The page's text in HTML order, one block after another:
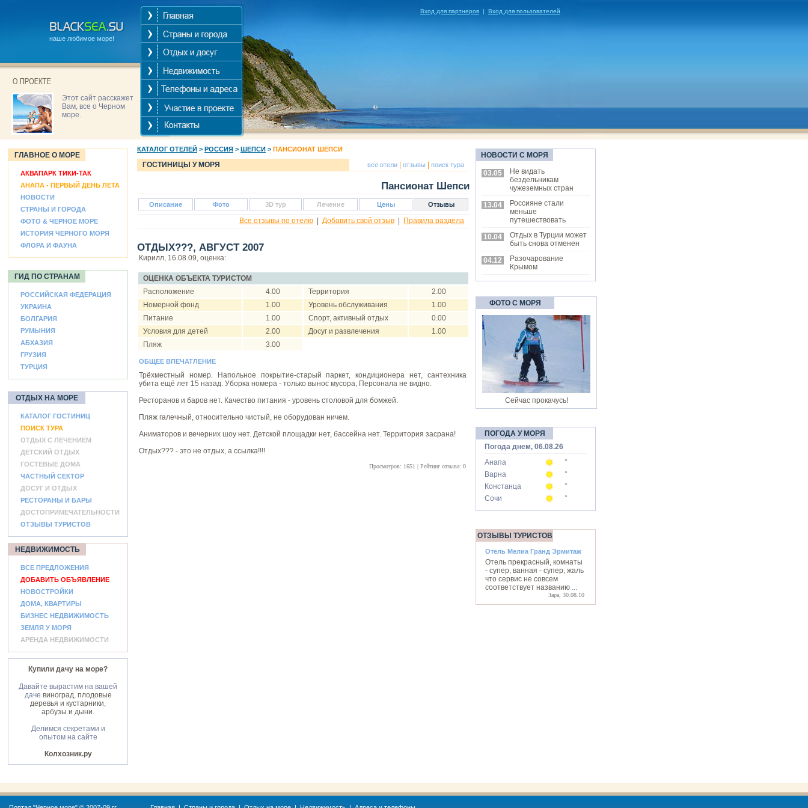
наше любимое море!
Этот сайт расскажет
Вам, все о Черном
море.
Вход для партнеров | Вход для пользователей
ГЛАВНОЕ О МОРЕ
АКВАПАРК ТИКИ-ТАК
АНАПА - ПЕРВЫЙ ДЕНЬ ЛЕТА
НОВОСТИ
СТРАНЫ И ГОРОДА
ФОТО & ЧЕРНОЕ МОРЕ
ИСТОРИЯ ЧЕРНОГО МОРЯ
ФЛОРА И ФАУНА
ГИД ПО СТРАНАМ
РОССИЙСКАЯ ФЕДЕРАЦИЯ
УКРАИНА
БОЛГАРИЯ
РУМЫНИЯ
АБХАЗИЯ
ГРУЗИЯ
ТУРЦИЯ
ОТДЫХ НА МОРЕ
КАТАЛОГ ГОСТИНИЦ
ПОИСК ТУРА
ОТДЫХ С ЛЕЧЕНИЕМ
ДЕТСКИЙ ОТДЫХ
ГОСТЕВЫЕ ДОМА
ЧАСТНЫЙ СЕКТОР
ДОСУГ И ОТДЫХ
РЕСТОРАНЫ И БАРЫ
ДОСТОПРИМЕЧАТЕЛЬНОСТИ
ОТЗЫВЫ ТУРИСТОВ
НЕДВИЖИМОСТЬ
ВСЕ ПРЕДЛОЖЕНИЯ
ДОБАВИТЬ ОБЪЯВЛЕНИЕ
НОВОСТРОЙКИ
ДОМА, КВАРТИРЫ
БИЗНЕС НЕДВИЖИМОСТЬ
ЗЕМЛЯ У МОРЯ
АРЕНДА НЕДВИЖИМОСТИ
Купили дачу на море?
Давайте вырастим на вашей
даче виноград, плодовые
деревья и кустарники,
арбузы и дыни.
Делимся секретами и
опытом на сайте
Колхозник.ру
КАТАЛОГ ОТЕЛЕЙ > РОССИЯ > ШЕПСИ > ПАНСИОНАТ ШЕПСИ
ГОСТИНИЦЫ У МОРЯ все отели отзывы поиск тура
Пансионат Шепси
Описание Фото 3D тур Лечение Цены Отзывы
Все отзывы по отелю Добавить свой отзыв Правила раздела
ОТДЫХ???, АВГУСТ 2007
Кирилл, 16.08.09, оценка:
ОЦЕНКА ОБЪЕКТА ТУРИСТОМ
Расположение
4.00 Территория
2.00
Номерной фонд
1.00 Уровень обслуживания
1.00
Питание
1.00 Спорт, активный отдых
0.00
Условия для детей
2.00 Досуг и развлечения
1.00
Пляж
3.00
ОБЩЕЕ ВПЕЧАТЛЕНИЕ
Трёхместный номер. Напольное покрытие-старый паркет, кондиционера нет, сантехника
убита ещё лет 15 назад. Уборка номера - только вынос мусора, Персонала не видно.
Ресторанов и баров нет. Качество питания - уровень столовой для бомжей.
Пляж галечный, относительно чистый, не оборудован ничем.
Аниматоров и вечерних шоу нет. Детской площадки нет, бассейна нет. Территория засрана!
Отдых??? - это не отдых, а ссылка!!!!
Просмотров: 1651 | Рейтинг отзыва: 0
НОВОСТИ С МОРЯ
03.05
Не видать
бездельникам
чужеземных стран
13.04
Россияне стали
меньше
путешествовать
10.04
Отдых в Турции может
быть снова отменен
04.12
Разочарование
Крымом
ФОТО С МОРЯ
Сейчас прокачусь!
ПОГОДА У МОРЯ
Погода днем, 06.08.26
Анапа
°
Варна
°
Констанца
°
Сочи
°
ОТЗЫВЫ ТУРИСТОВ
Отель Мелиа Гранд Эрмитаж
Отель прекрасный, комнаты
- супер, ванная - супер, жаль
что сервис не совсем
соответствует названию ...
Зара, 30.08.10